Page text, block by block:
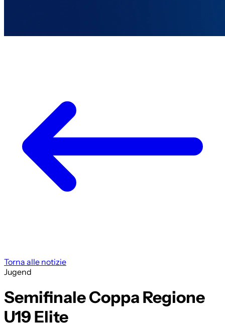
Torna alle notizie
Jugend
Semifinale Coppa Regione
U19 Elite